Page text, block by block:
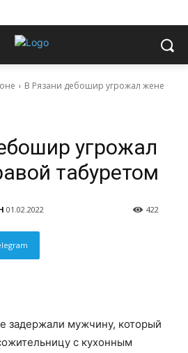
В Рязани дебошир угрожал жене
угрожал
табуретом
01.02.2022 422
задержали мужчину, который
с кухонным